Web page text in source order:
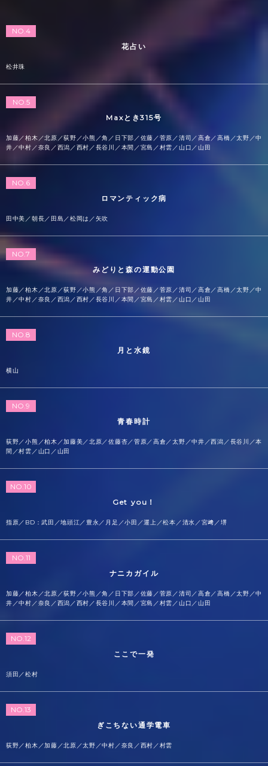
NO.4
花占い
松井珠
NO.5
Maxとき315号
加藤／柏木／北原／荻野／小熊／角／日下部／佐藤／菅原／清司／高倉／高橋／太野／中
井／中村／奈良／西潟／西村／長谷川／本間／宮島／村雲／山口／山田
NO.6
ロマンティック病
田中美／朝長／田島／松岡は／矢吹
NO.7
みどりと森の運動公園
加藤／柏木／北原／荻野／小熊／角／日下部／佐藤／菅原／清司／高倉／高橋／太野／中
井／中村／奈良／西潟／西村／長谷川／本間／宮島／村雲／山口／山田
NO.8
月と水鏡
横山
NO.9
青春時計
荻野／小熊／柏木／加藤美／北原／佐藤杏／菅原／高倉／太野／中井／西潟／長谷川／本
間／村雲／山口／山田
NO.10
Get you！
指原／BD：武田／地頭江／豊永／月足／小田／運上／松本／清水／宮﨑／堺
NO.11
ナニカガイル
加藤／柏木／北原／荻野／小熊／角／日下部／佐藤／菅原／清司／高倉／高橋／太野／中
井／中村／奈良／西潟／西村／長谷川／本間／宮島／村雲／山口／山田
NO.12
ここで一発
須田／松村
NO.13
ぎこちない通学電車
荻野／柏木／加藤／北原／太野／中村／奈良／西村／村雲